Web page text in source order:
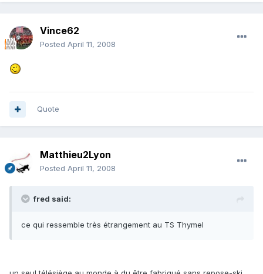
Vince62
Posted April 11, 2008
Quote
Matthieu2Lyon
Posted April 11, 2008
fred said:
ce qui ressemble très étrangement au TS Thymel